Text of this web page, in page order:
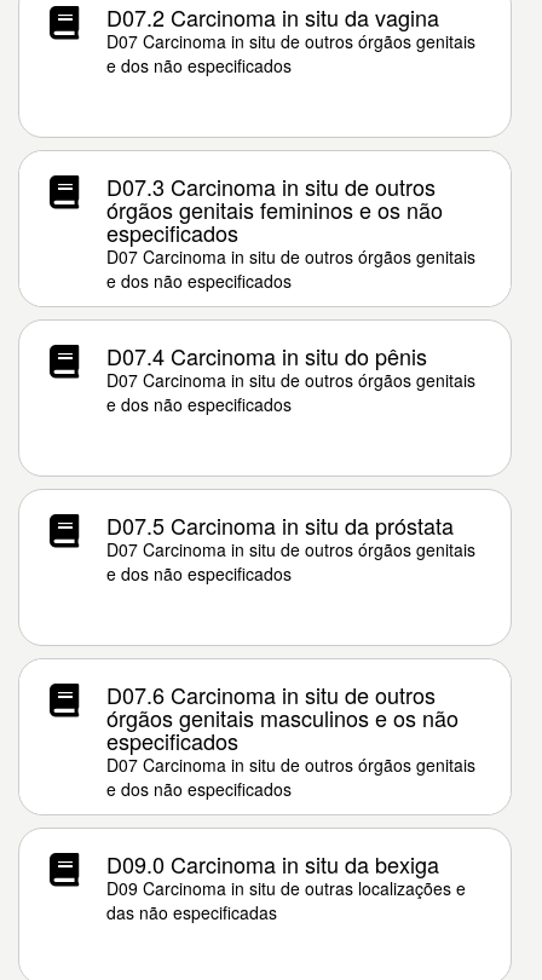
D07.2 Carcinoma in situ da vagina
D07 Carcinoma in situ de outros órgãos genitais
e dos não especificados
D07.3 Carcinoma in situ de outros
órgãos genitais femininos e os não
especificados
D07 Carcinoma in situ de outros órgãos genitais
e dos não especificados
D07.4 Carcinoma in situ do pênis
D07 Carcinoma in situ de outros órgãos genitais
e dos não especificados
D07.5 Carcinoma in situ da próstata
D07 Carcinoma in situ de outros órgãos genitais
e dos não especificados
D07.6 Carcinoma in situ de outros
órgãos genitais masculinos e os não
especificados
D07 Carcinoma in situ de outros órgãos genitais
e dos não especificados
D09.0 Carcinoma in situ da bexiga
D09 Carcinoma in situ de outras localizações e
das não especificadas